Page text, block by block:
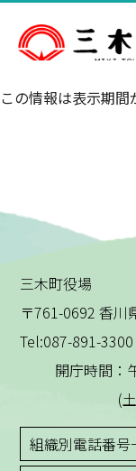
この情報は表示期
三木町役場
〒761-0692 香川
Tel:087-891-
開庁時間：
(
組織別電話番号